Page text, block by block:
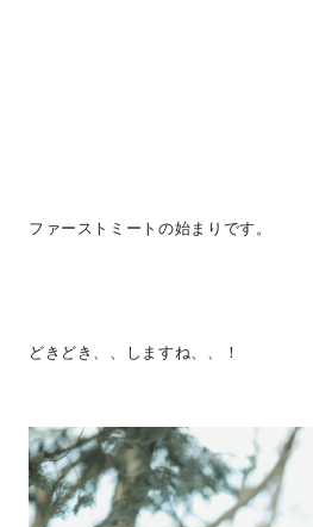
ファーストミートの始まりです。
どきどき、、しますね、、！